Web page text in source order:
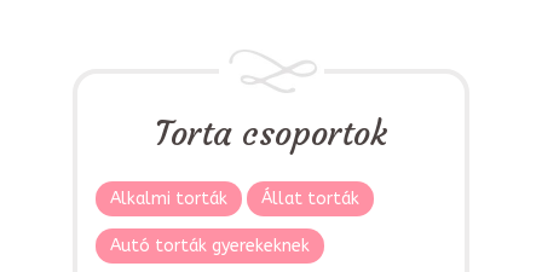
Torta csoportok
Alkalmi torták Állat torták
Autó torták gyerekeknek